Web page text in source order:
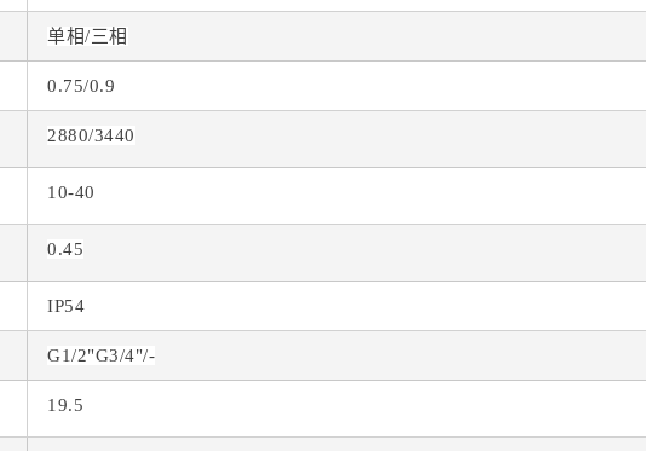
单相/三相
0.75/0.9
2880/3440
10-40
0.45
IP54
G1/2"G3/4"/-
19.5